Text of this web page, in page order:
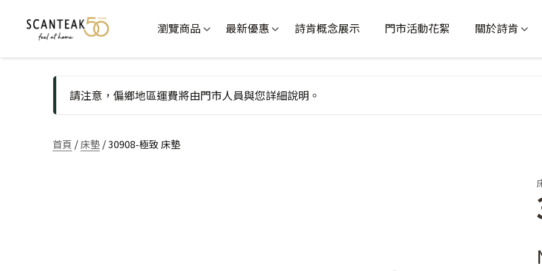
瀏覽商品 最新優惠 詩肯概念展示 門市活動花絮 關於詩肯
請注意，偏鄉地區運費將由門市人員與您詳細說明。
首頁 /床墊 / 30908-極致 床墊